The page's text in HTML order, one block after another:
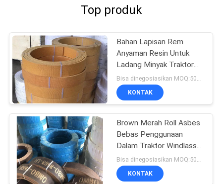
Top produk
Bahan Lapisan Rem
Anyaman Resin Untuk
Ladang Minyak Traktor
Kerekan Kerekan Derek
Kelautan
KONTAK
Brown Merah Roll Asbes
Bebas Penggunaan
Dalam Traktor Windlass
Brake Lining
KONTAK